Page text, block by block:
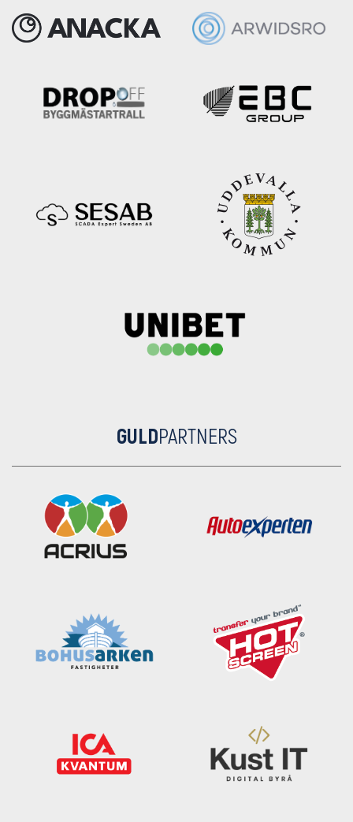
GULDPARTNERS